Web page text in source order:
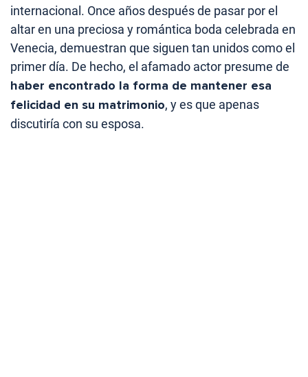
internacional. Once años después de pasar por el
altar en una preciosa y romántica boda celebrada en
Venecia, demuestran que siguen tan unidos como el
primer día. De hecho, el afamado actor presume de
haber encontrado la forma de mantener esa
felicidad en su matrimonio, y es que apenas
discutiría con su esposa.